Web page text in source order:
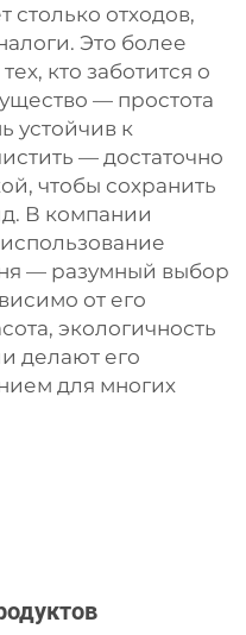
столько отходов,
Это более
кто заботится о
— простота
устойчив к
— достаточно
чтобы сохранить
В компании
— разумный выбор
от его
экологичность
делают его
для многих